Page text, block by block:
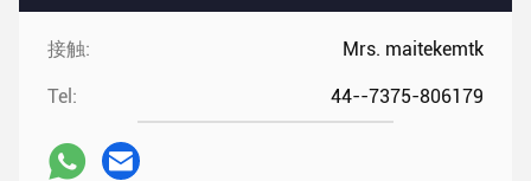
接触: Mrs. maitekemtk
Tel: 44--7375-806179